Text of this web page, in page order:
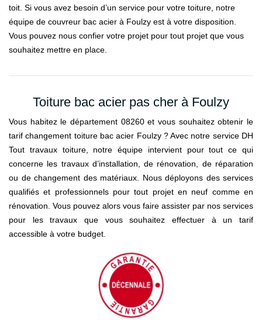
toit. Si vous avez besoin d’un service pour votre toiture, notre
équipe de couvreur bac acier à Foulzy est à votre disposition.
Vous pouvez nous confier votre projet pour tout projet que vous
souhaitez mettre en place.
Toiture bac acier pas cher à Foulzy
Vous habitez le département 08260 et vous souhaitez obtenir le
tarif changement toiture bac acier Foulzy ? Avec notre service DH
Tout travaux toiture, notre équipe intervient pour tout ce qui
concerne les travaux d’installation, de rénovation, de réparation
ou de changement des matériaux. Nous déployons des services
qualifiés et professionnels pour tout projet en neuf comme en
rénovation. Vous pouvez alors vous faire assister par nos services
pour les travaux que vous souhaitez effectuer à un tarif
accessible à votre budget.